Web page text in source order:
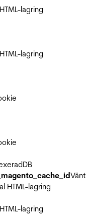
lagring
lagring
HTML-lagring
lagring